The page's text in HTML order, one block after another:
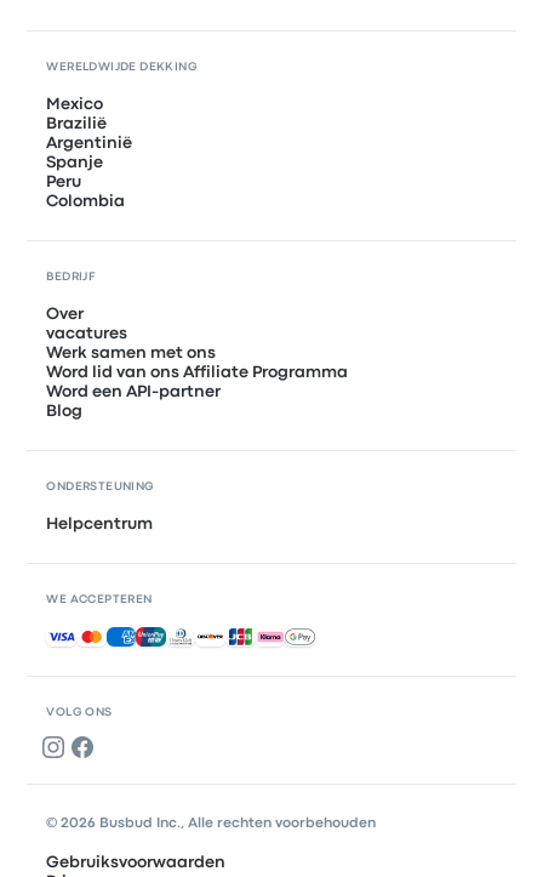
VOLG ONS
WERELDWIJDE DEKKING
Mexico
Brazilië
Argentinië
Spanje
Peru
Colombia
BEDRIJF
Over
vacatures
Werk samen met ons
Word lid van ons Affiliate Programma
Word een API-partner
Blog
ONDERSTEUNING
Helpcentrum
WE ACCEPTEREN
Geaccepteerde betalingen
© 2026 Busbud Inc., Alle rechten voorbehouden
Gebruiksvoorwaarden